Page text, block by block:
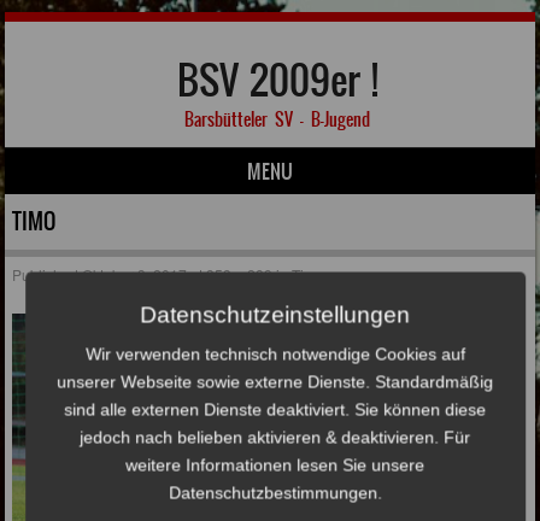
BSV 2009er !
Barsbütteler SV – B-Jugend
MENU
Skip to content
TIMO
PublishedOktober 3, 2017at353 × 289inTimo
Datenschutzeinstellungen
Wir verwenden technisch notwendige Cookies auf
unserer Webseite sowie externe Dienste. Standardmäßig
sind alle externen Dienste deaktiviert. Sie können diese
jedoch nach belieben aktivieren & deaktivieren. Für
weitere Informationen lesen Sie unsere
Datenschutzbestimmungen.